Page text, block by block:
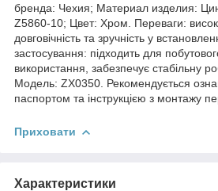
бренда: Чехия; Материал изделия:
Z5860-10; Цвет: Хром. Переваги: висока
довговічність та зручність у
застосування: підходить для
використання, забезпечує стабільну
Модель: ZX0350. Рекомендується
паспортом та інструкцією з монтажу
Приховати
Характеристики